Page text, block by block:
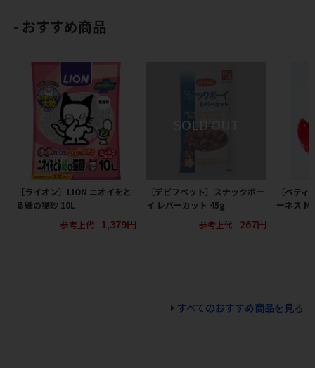
おすすめ商品
［ライオン］LION ニオイをと
る紙の猫砂 10L
参考上代
1,379円
［デビフペット］スナックボー
イ レバーカット 45g
参考上代
267円
［ペテ
ーネス M
すべてのおすすめ商品を見る